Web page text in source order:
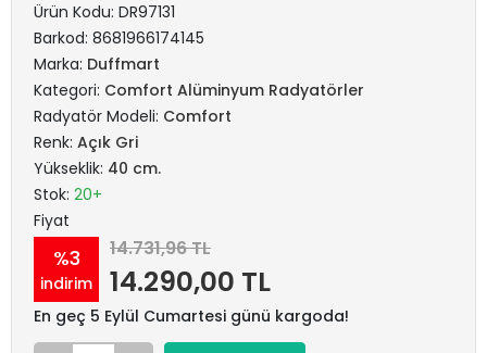
Ürün Kodu: DR97131
Barkod: 8681966174145
Marka: Duffmart
Kategori: Comfort Alüminyum Radyatörler
Radyatör Modeli: Comfort
Renk: Açık Gri
Yükseklik: 40 cm.
Stok: 20+
Fiyat
%3
indirim
14.731,96 TL
14.290,00 TL
En geç 5 Eylül Cumartesi günü kargoda!